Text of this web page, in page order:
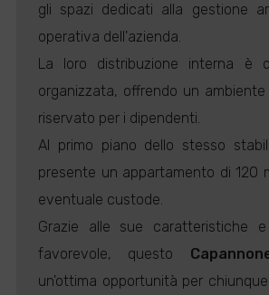
gli spazi dedicati alla gestione
operativa dell'azienda.
La loro distribuzione interna è
organizzata, offrendo un
riservato per i dipendenti.
Al primo piano dello stesso
presente un appartamento di 120
eventuale custode.
Grazie alle sue caratteristiche
favorevole, questo
un'ottima opportunità per